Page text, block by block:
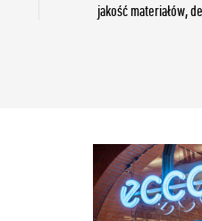
jakość materiałów,